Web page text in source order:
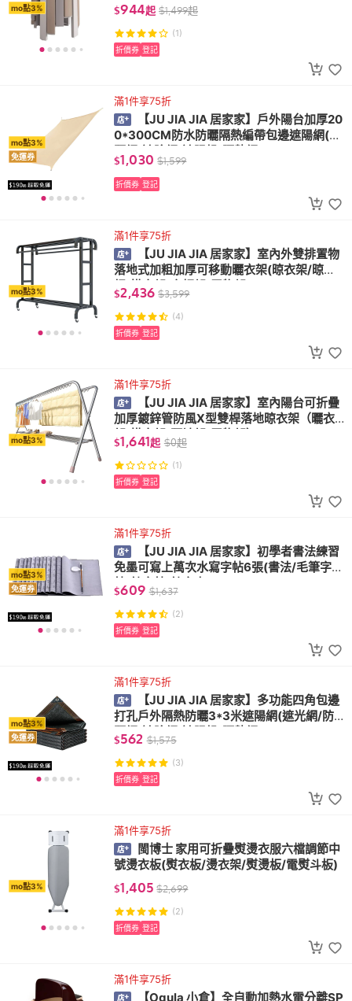
mo點3% $944起 $1,499起
(1)
折價券 登記
mo點3%
免運券
滿1件享75折
【JU JIA JIA 居家家】戶外陽台加厚20
0*300CM防水防曬隔熱編帶包邊遮陽網(防
$1,030 $1,599
折價券 登記
mo點3%
滿1件享75折
【JU JIA JIA 居家家】室內外雙排置物
落地式加粗加厚可移動曬衣架(晾衣架/晾衣
桿/掛衣架/衣帽架/置物架)
$2,436 $3,599
(4)
折價券 登記
mo點3%
滿1件享75折
【JU JIA JIA 居家家】室內陽台可折疊
加厚鍍鋅管防風X型雙桿落地晾衣架（曬衣
架/掛衣架/曬被架/置物架）
$1,641起 $0起
(1)
折價券 登記
mo點3%
免運券
滿1件享75折
【JU JIA JIA 居家家】初學者書法練習
免墨可寫上萬次水寫字帖6張(書法/毛筆字
帖/練字帖/練字本)
$609 $1,637
(2)
折價券 登記
mo點3%
免運券
滿1件享75折
【JU JIA JIA 居家家】多功能四角包邊
打孔戶外隔熱防曬3*3米遮陽網(遮光網/防
曬網/遮陰網/遮陽帆/隔熱網)
$562 $1,575
(3)
折價券 登記
mo點3%
滿1件享75折
閩博士 家用可折疊熨燙衣服六檔調節中
號燙衣板(熨衣板/燙衣架/熨燙板/電熨斗板)
$1,405 $2,699
(2)
折價券 登記
滿1件享75折
【Ogula 小倉】全自動加熱水電分離SP